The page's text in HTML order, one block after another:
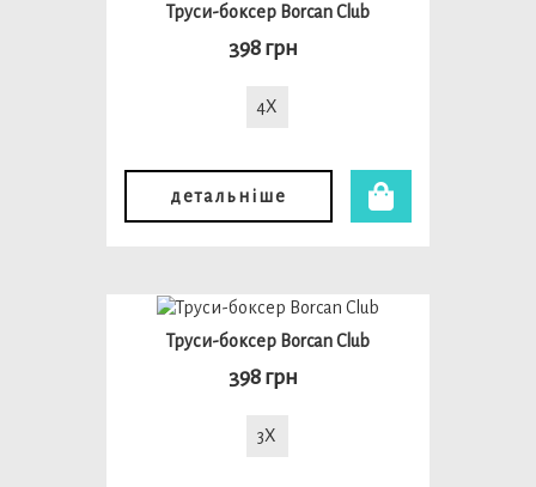
Труси-боксер Borcan Club
398 грн
4X
детальніше
Труси-боксер Borcan Club
398 грн
3X